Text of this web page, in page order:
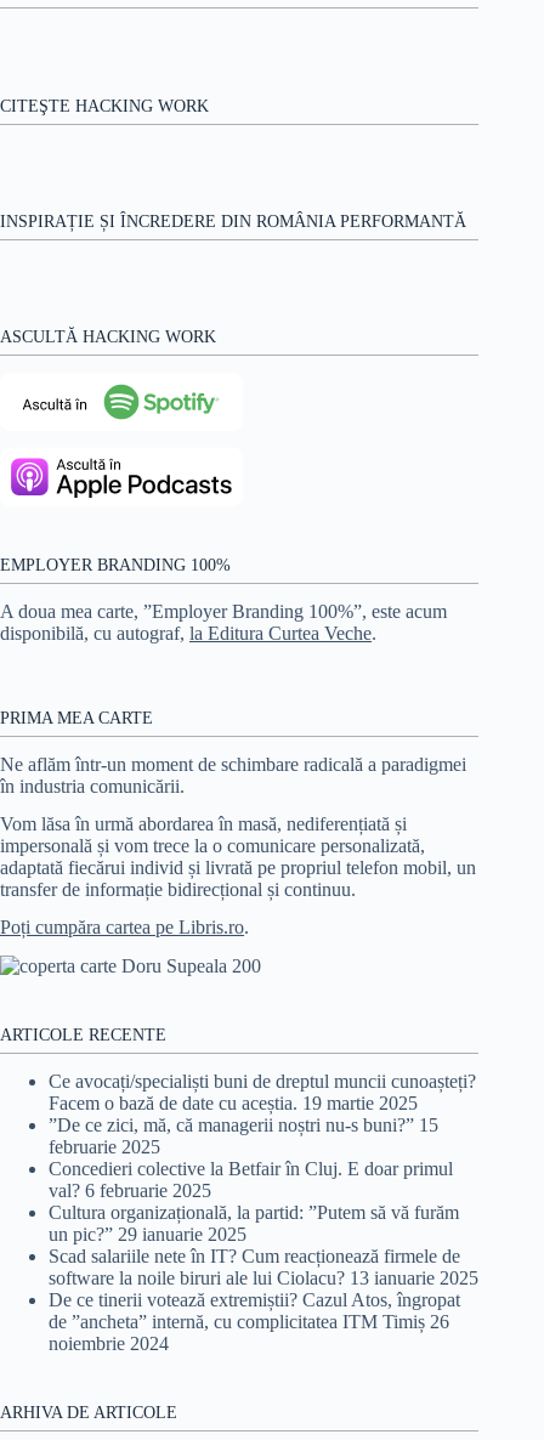
CITEŞTE HACKING WORK
INSPIRAȚIE ȘI ÎNCREDERE DIN ROMÂNIA PERFORMANTĂ
ASCULTĂ HACKING WORK
EMPLOYER BRANDING 100%
A doua mea carte, ”Employer Branding 100%”, este acum
disponibilă, cu autograf, la Editura Curtea Veche.
PRIMA MEA CARTE
Ne aflăm într-un moment de schimbare radicală a paradigmei
în industria comunicării.
Vom lăsa în urmă abordarea în masă, nediferențiată și
impersonală și vom trece la o comunicare personalizată,
adaptată fiecărui individ și livrată pe propriul telefon mobil, un
transfer de informație bidirecțional și continuu.
Poți cumpăra cartea pe Libris.ro.
ARTICOLE RECENTE
Ce avocați/specialiști buni de dreptul muncii cunoașteți?
Facem o bază de date cu aceștia. 19 martie 2025
”De ce zici, mă, că managerii noștri nu-s buni?” 15
februarie 2025
Concedieri colective la Betfair în Cluj. E doar primul
val? 6 februarie 2025
Cultura organizațională, la partid: ”Putem să vă furăm
un pic?” 29 ianuarie 2025
Scad salariile nete în IT? Cum reacționează firmele de
software la noile biruri ale lui Ciolacu? 13 ianuarie 2025
De ce tinerii votează extremiștii? Cazul Atos, îngropat
de ”ancheta” internă, cu complicitatea ITM Timiș 26
noiembrie 2024
ARHIVA DE ARTICOLE